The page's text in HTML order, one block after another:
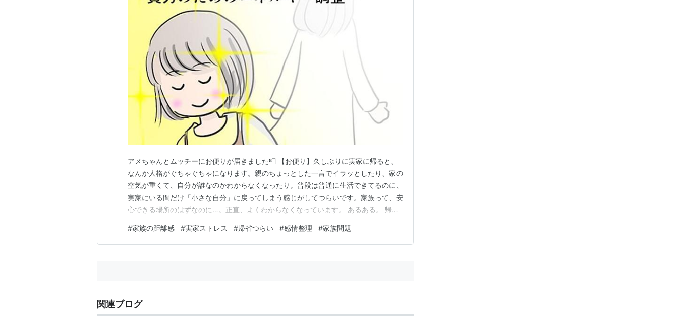
アメちゃんとムッチーにお便りが届きました📮 【お便り】久しぶりに実家に帰ると、
なんか人格がぐちゃぐちゃになります。親のちょっとした一言でイラッとしたり、家の
空気が重くて、自分が誰なのかわからなくなったり。普段は普通に生活できてるのに、
実家にいる間だけ「小さな自分」に戻ってしまう感じがしてつらいです。家族って、安
心できる場所のはずなのに…。正直、よくわからなくなっています。 あるある。 帰省
ん…。 懐かしさと居心地の悪さが混ざって、なんとも言えない気持ちになるよね。 て
か、実家って“物理的には安全”だけど、“精神的には監…
#家族の距離感 #実家ストレス #帰省つらい #感情整理 #家族問題
関連ブログ